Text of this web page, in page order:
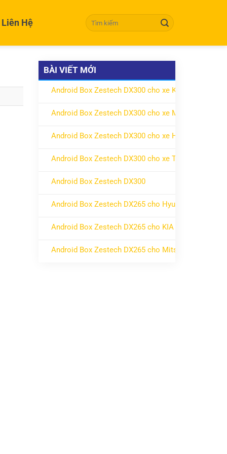
Liên Hệ Tìm kiếm:
BÀI VIẾT MỚI
Android Box Zestech DX300 cho xe KIA
Android Box Zestech DX300 cho xe Mitsubishi
Android Box Zestech DX300 cho xe Honda
Android Box Zestech DX300 cho xe Toyota
Android Box Zestech DX300
Android Box Zestech DX265 cho Hyundai
Android Box Zestech DX265 cho KIA
Android Box Zestech DX265 cho Mitsubishi